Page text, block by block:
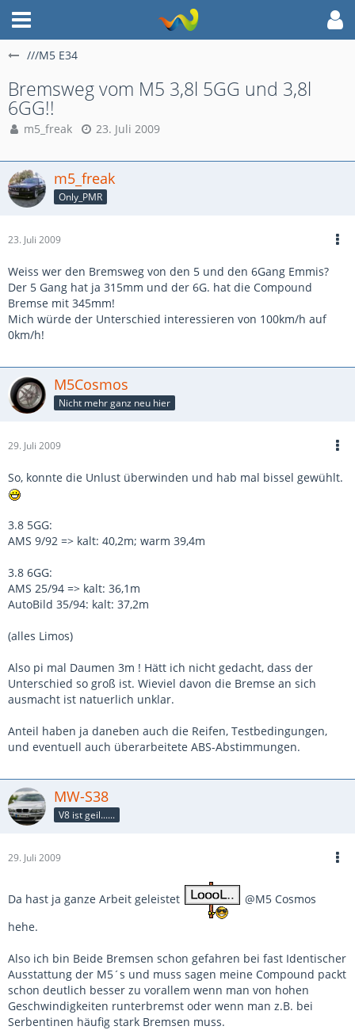
///M5 E34
Bremsweg vom M5 3,8l 5GG und 3,8l
6GG!!
m5_freak 23. Juli 2009
m5_freak
Only_PMR
23. Juli 2009
Weiss wer den Bremsweg von den 5 und den 6Gang Emmis?
Der 5 Gang hat ja 315mm und der 6G. hat die Compound
Bremse mit 345mm!
Mich würde der Unterschied interessieren von 100km/h auf
0km/h!
M5Cosmos
Nicht mehr ganz neu hier
29. Juli 2009
So, konnte die Unlust überwinden und hab mal bissel gewühlt.
3.8 5GG:
AMS 9/92 => kalt: 40,2m; warm 39,4m
3.8 6GG:
AMS 25/94 => kalt: 36,1m
AutoBild 35/94: kalt: 37,2m
(alles Limos)
Also pi mal Daumen 3m ! Hätt ich nicht gedacht, dass der
Unterschied so groß ist. Wieviel davon die Bremse an sich
ausmacht ist natuerlich unklar.
Anteil haben ja daneben auch die Reifen, Testbedingungen,
und eventuell auch überarbeitete ABS-Abstimmungen.
MW-S38
V8 ist geil......
29. Juli 2009
Da hast ja ganze Arbeit geleistet
@M5 Cosmos
hehe.
Also ich bin Beide Bremsen schon gefahren bei fast Identischer
Ausstattung der M5´s und muss sagen meine Compound packt
schon deutlich besser zu vorallem wenn man von hohen
Geschwindigkeiten runterbremst oder wenn man z.B. bei
Serbentinen häufig stark Bremsen muss.